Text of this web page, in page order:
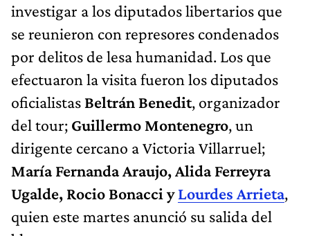
investigar a los diputados libertarios que
se reunieron con represores condenados
por delitos de lesa humanidad. Los que
efectuaron la visita fueron los diputados
oficialistas Beltrán Benedit, organizador
del tour; Guillermo Montenegro, un
dirigente cercano a Victoria Villarruel;
María Fernanda Araujo, Alida Ferreyra
Ugalde, Rocio Bonacci yLourdes Arrieta,
quien este martes anunció su salida del